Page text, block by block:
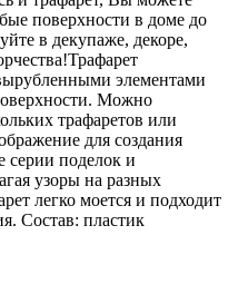
поверхности в доме до
в декупаже, декоре,
элементами
Можно
трафаретов или
для создания
серии поделок и
узоры на разных
легко моется и подходит
Состав: пластик